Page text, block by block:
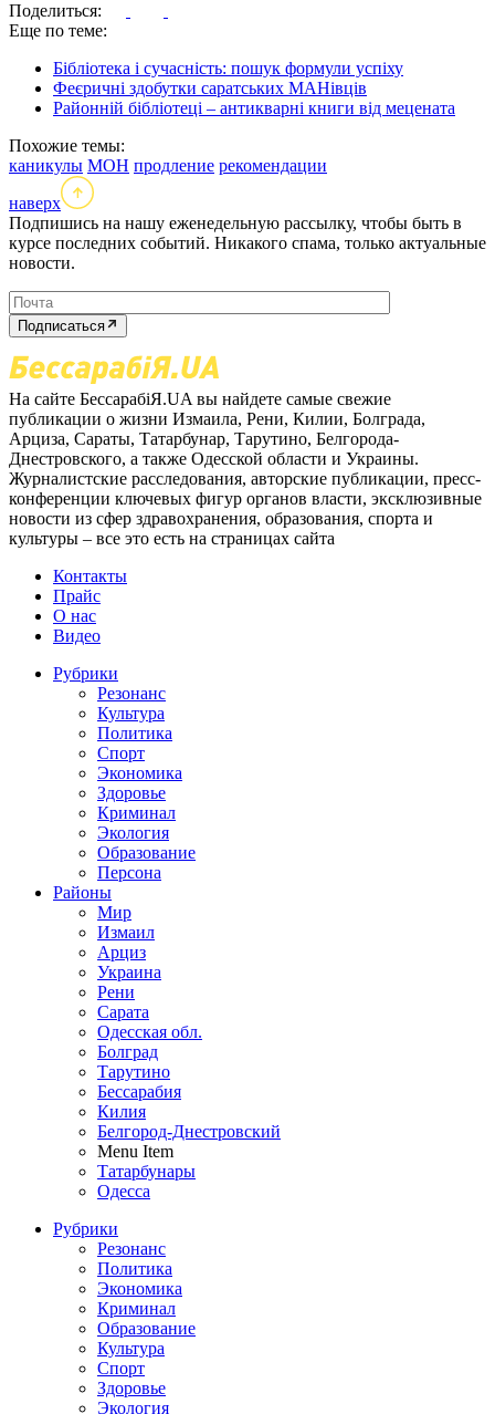
Поделиться:
Еще по теме:
Бібліотека і сучасність: пошук формули успіху
Феєричні здобутки саратських МАНівців
Районній бібліотеці – антикварні книги від мецената
Похожие темы:
каникулы МОН продление рекомендации
наверх
Подпишись на нашу еженедельную рассылку, чтобы быть в
курсе последних событий. Никакого спама, только актуальные
новости.
Подписаться
На сайте БессарабіЯ.UA вы найдете самые свежие
публикации о жизни Измаила, Рени, Килии, Болграда,
Арциза, Сараты, Татарбунар, Тарутино, Белгорода-
Днестровского, а также Одесской области и Украины.
Журналистские расследования, авторские публикации, пресс-
конференции ключевых фигур органов власти, эксклюзивные
новости из сфер здравохранения, образования, спорта и
культуры – все это есть на страницах сайта
Контакты
Прайс
О нас
Видео
Рубрики
Резонанс
Культура
Политика
Спорт
Экономика
Здоровье
Криминал
Экология
Образование
Персона
Районы
Мир
Измаил
Арциз
Украина
Рени
Сарата
Одесская обл.
Болград
Тарутино
Бессарабия
Килия
Белгород-Днестровский
Menu Item
Татарбунары
Одесса
Рубрики
Резонанс
Политика
Экономика
Криминал
Образование
Культура
Спорт
Здоровье
Экология